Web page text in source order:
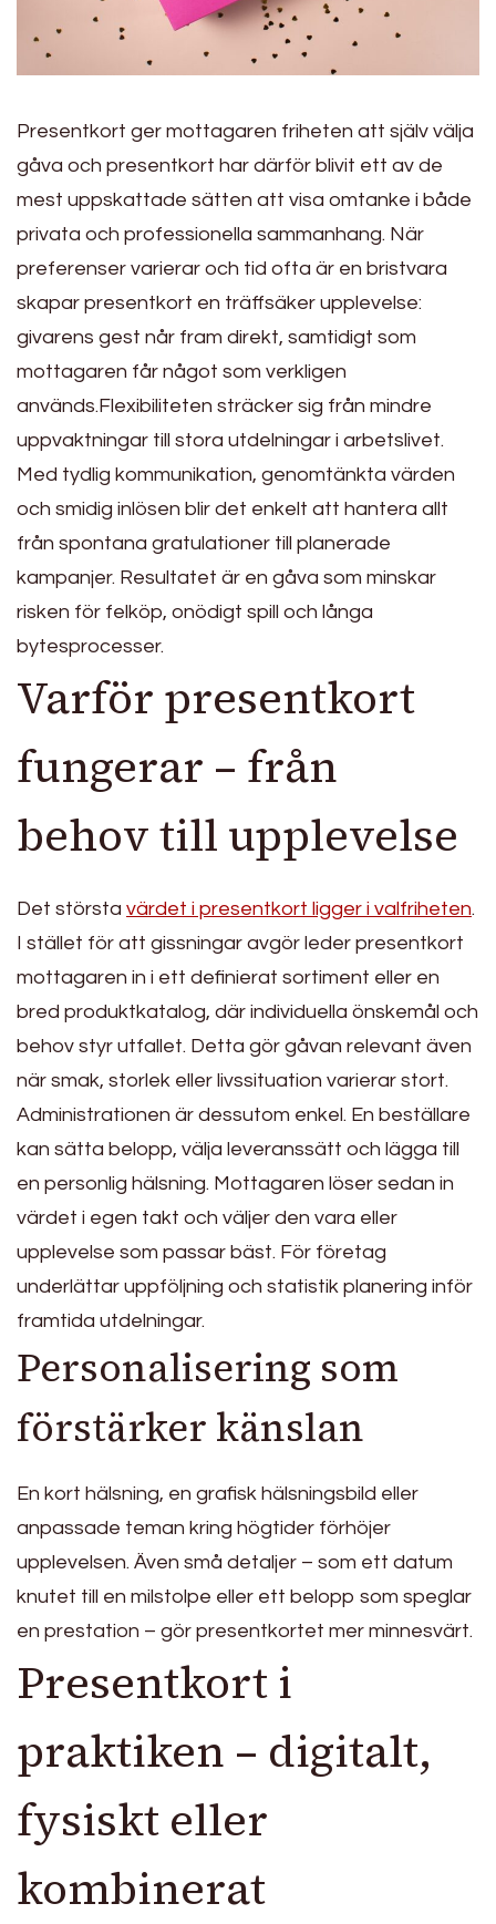
Presentkort ger mottagaren friheten att själv välja
gåva och presentkort har därför blivit ett av de
mest uppskattade sätten att visa omtanke i både
privata och professionella sammanhang. När
preferenser varierar och tid ofta är en bristvara
skapar presentkort en träffsäker upplevelse:
givarens gest når fram direkt, samtidigt som
mottagaren får något som verkligen
används.Flexibiliteten sträcker sig från mindre
uppvaktningar till stora utdelningar i arbetslivet.
Med tydlig kommunikation, genomtänkta värden
och smidig inlösen blir det enkelt att hantera allt
från spontana gratulationer till planerade
kampanjer. Resultatet är en gåva som minskar
risken för felköp, onödigt spill och långa
bytesprocesser.
Varför presentkort
fungerar – från
behov till upplevelse
Det största värdet i presentkort ligger i valfriheten.
I stället för att gissningar avgör leder presentkort
mottagaren in i ett definierat sortiment eller en
bred produktkatalog, där individuella önskemål och
behov styr utfallet. Detta gör gåvan relevant även
när smak, storlek eller livssituation varierar stort.
Administrationen är dessutom enkel. En beställare
kan sätta belopp, välja leveranssätt och lägga till
en personlig hälsning. Mottagaren löser sedan in
värdet i egen takt och väljer den vara eller
upplevelse som passar bäst. För företag
underlättar uppföljning och statistik planering inför
framtida utdelningar.
Personalisering som
förstärker känslan
En kort hälsning, en grafisk hälsningsbild eller
anpassade teman kring högtider förhöjer
upplevelsen. Även små detaljer – som ett datum
knutet till en milstolpe eller ett belopp som speglar
en prestation – gör presentkortet mer minnesvärt.
Presentkort i
praktiken – digitalt,
fysiskt eller
kombinerat